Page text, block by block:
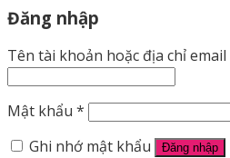
Đăng nhập
Tên tài khoản hoặc địa chỉ email
Mật khẩu *
Ghi nhớ mật khẩu
Đăng nhập